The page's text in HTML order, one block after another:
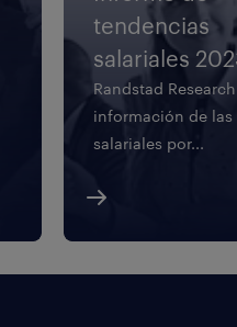
tendencias
salariales
Randstad
información de las
salariales por...